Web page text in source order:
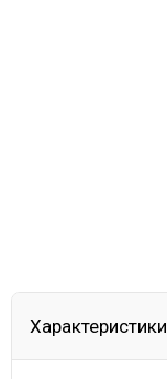
Характеристики